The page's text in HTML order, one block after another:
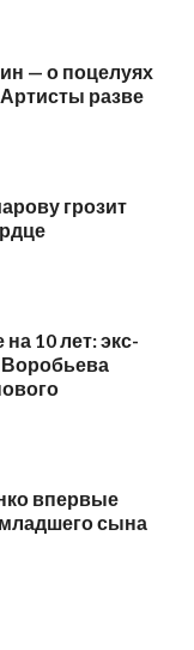
— о поцелуях
разве
грозит
10 лет: экс-
впервые
сына